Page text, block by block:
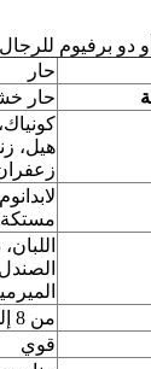
برفيوم للرجال - 100
حار
حار
هيل،
من 8 إلى 12 ساعة
قوي